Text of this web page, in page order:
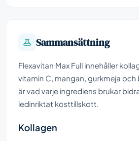
Sammansättning
Flexavitan Max Full innehåller
vitamin C, mangan, gurkmeja och
är vad varje ingrediens brukar
ledinriktat kosttillskott.
Kollagen